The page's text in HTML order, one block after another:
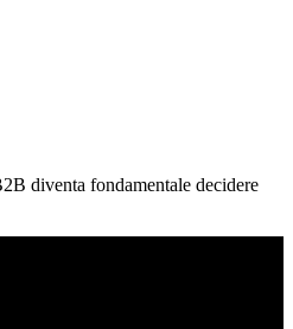
diventa fondamentale decidere